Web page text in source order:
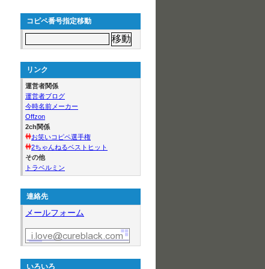
コピペ番号指定移動
リンク
運営者関係
運営者ブログ
今時名前メーカー
Offzon
2ch関係
お笑いコピペ選手権
2ちゃんねるベストヒット
その他
トラベルミン
連絡先
メールフォーム
いろいろ